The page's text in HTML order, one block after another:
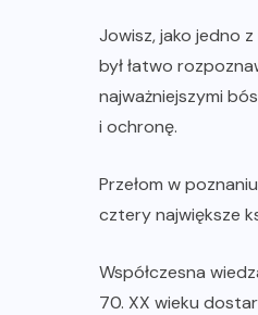
Jowisz, jako jedno
był łatwo
najważniejszymi
i ochronę.
Przełom w
cztery największe
Współczesna
70. XX wieku